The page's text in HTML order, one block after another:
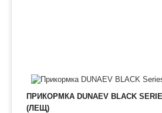
ПРИКОРМКА DUNAEV BLACK
(ЛЕЩ)